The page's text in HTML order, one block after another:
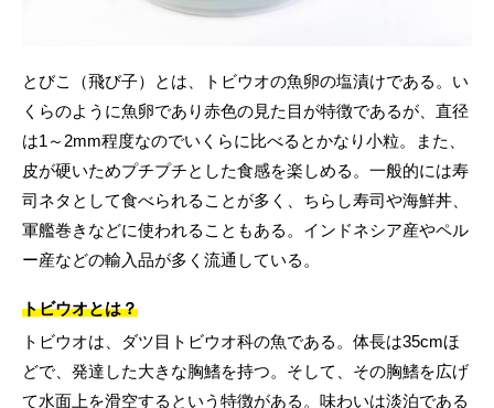
とびこ（飛び子）とは、トビウオの魚卵の塩漬けである。い
くらのように魚卵であり赤色の見た目が特徴であるが、直径
は1～2mm程度なのでいくらに比べるとかなり小粒。また、
皮が硬いためプチプチとした食感を楽しめる。一般的には寿
司ネタとして食べられることが多く、ちらし寿司や海鮮丼、
軍艦巻きなどに使われることもある。インドネシア産やペル
ー産などの輸入品が多く流通している。
トビウオとは？
トビウオは、ダツ目トビウオ科の魚である。体長は35cmほ
どで、発達した大きな胸鰭を持つ。そして、その胸鰭を広げ
て水面上を滑空するという特徴がある。味わいは淡泊である